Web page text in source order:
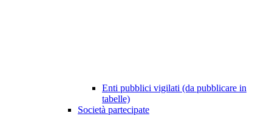
Enti pubblici vigilati (da pubblicare in
tabelle)
Società partecipate